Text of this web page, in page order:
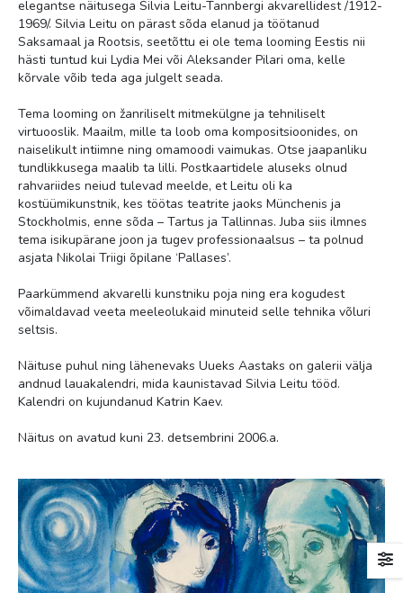
elegantse näitusega Silvia Leitu-Tannbergi akvarellidest /1912-
1969/. Silvia Leitu on pärast sõda elanud ja töötanud
Saksamaal ja Rootsis, seetõttu ei ole tema looming Eestis nii
hästi tuntud kui Lydia Mei või Aleksander Pilari oma, kelle
kõrvale võib teda aga julgelt seada.
Tema looming on žanriliselt mitmekülgne ja tehniliselt
virtuooslik. Maailm, mille ta loob oma kompositsioonides, on
naiselikult intiimne ning omamoodi vaimukas. Otse jaapanliku
tundlikkusega maalib ta lilli. Postkaartidele aluseks olnud
rahvariides neiud tulevad meelde, et Leitu oli ka
kostüümikunstnik, kes töötas teatrite jaoks Münchenis ja
Stockholmis, enne sõda – Tartus ja Tallinnas. Juba siis ilmnes
tema isikupärane joon ja tugev professionaalsus – ta polnud
asjata Nikolai Triigi õpilane ‘Pallases’.
Paarkümmend akvarelli kunstniku poja ning era kogudest
võimaldavad veeta meeleolukaid minuteid selle tehnika võluri
seltsis.
Näituse puhul ning lähenevaks Uueks Aastaks on galerii välja
andnud lauakalendri, mida kaunistavad Silvia Leitu tööd.
Kalendri on kujundanud Katrin Kaev.
Näitus on avatud kuni 23. detsembrini 2006.a.